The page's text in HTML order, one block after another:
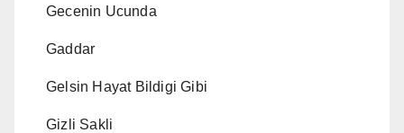
Gecenin Ucunda
Gaddar
Gelsin Hayat Bildigi Gibi
Gizli Sakli